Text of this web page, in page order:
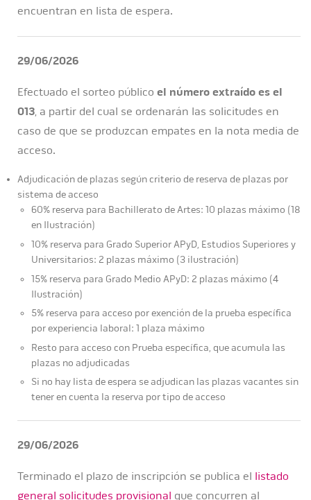
encuentran en lista de espera.
29/06/2026
Efectuado el sorteo público el número extraído es el
013, a partir del cual se ordenarán las solicitudes en
caso de que se produzcan empates en la nota media de
acceso.
Adjudicación de plazas según criterio de reserva de plazas por
sistema de acceso
60% reserva para Bachillerato de Artes: 10 plazas máximo (18
en Ilustración)
10% reserva para Grado Superior APyD, Estudios Superiores y
Universitarios: 2 plazas máximo (3 ilustración)
15% reserva para Grado Medio APyD: 2 plazas máximo (4
Ilustración)
5% reserva para acceso por exención de la prueba específica
por experiencia laboral: 1 plaza máximo
Resto para acceso con Prueba específica, que acumula las
plazas no adjudicadas
Si no hay lista de espera se adjudican las plazas vacantes sin
tener en cuenta la reserva por tipo de acceso
29/06/2026
Terminado el plazo de inscripción se publica el listado
general solicitudes provisional que concurren al